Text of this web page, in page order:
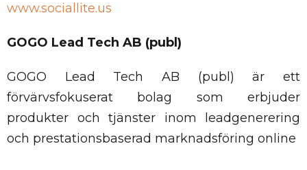
www.sociallite.us
GOGO Lead Tech AB (publ)
GOGO Lead Tech AB (publ) är ett
förvärvsfokuserat bolag som erbjuder
produkter och tjänster inom leadgenerering
och prestationsbaserad marknadsföring online